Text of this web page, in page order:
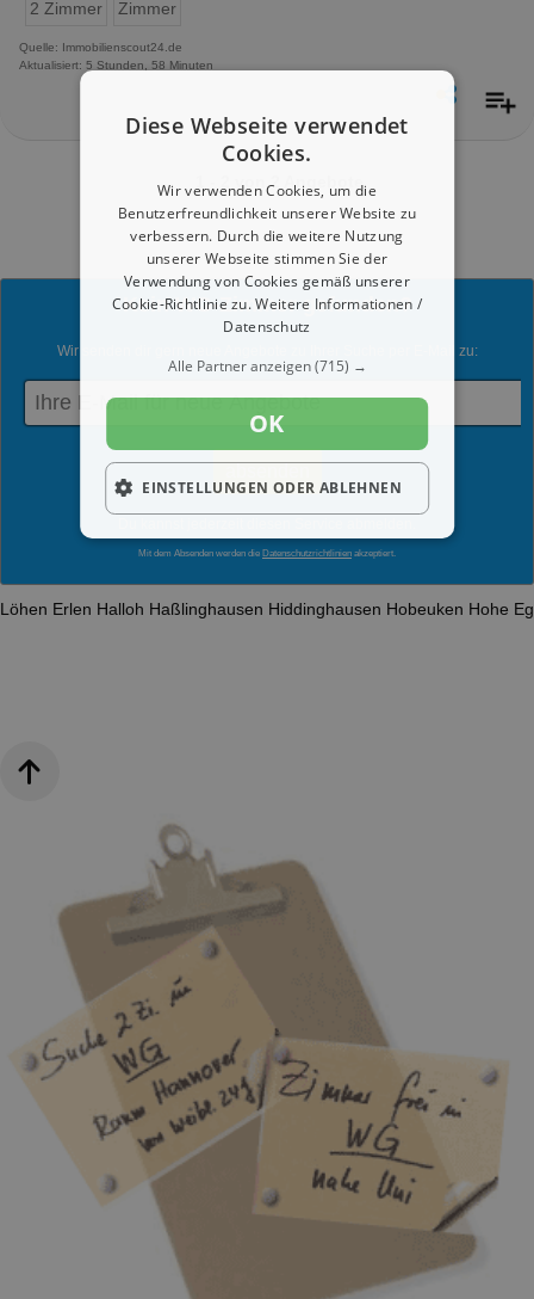
2 Zimmer Zimmer
Quelle: Immobilienscout24.de
Aktualisiert: 5 Stunden, 58 Minuten
1 - 2 von 2 Angebote
Kein WG-Zimmer gefunden?
Wir senden dir gern neue Angebote zu Ihrer Suche per E-Mail zu:
Mit dem Absenden werden die Datenschutzrichtlinien akzeptiert.
Löhen Erlen Halloh Haßlinghausen Hiddinghausen Hobeuken Hohe
Diese Webseite verwendet
Cookies.
Wir verwenden Cookies, um die
Benutzerfreundlichkeit unserer Website zu
verbessern. Durch die weitere Nutzung
unserer Webseite stimmen Sie der
Verwendung von Cookies gemäß unserer
Cookie-Richtlinie zu.Weitere Informationen /
Datenschutz
Alle Partner anzeigen(715) →
OK
EINSTELLUNGEN ODER ABLEHNEN